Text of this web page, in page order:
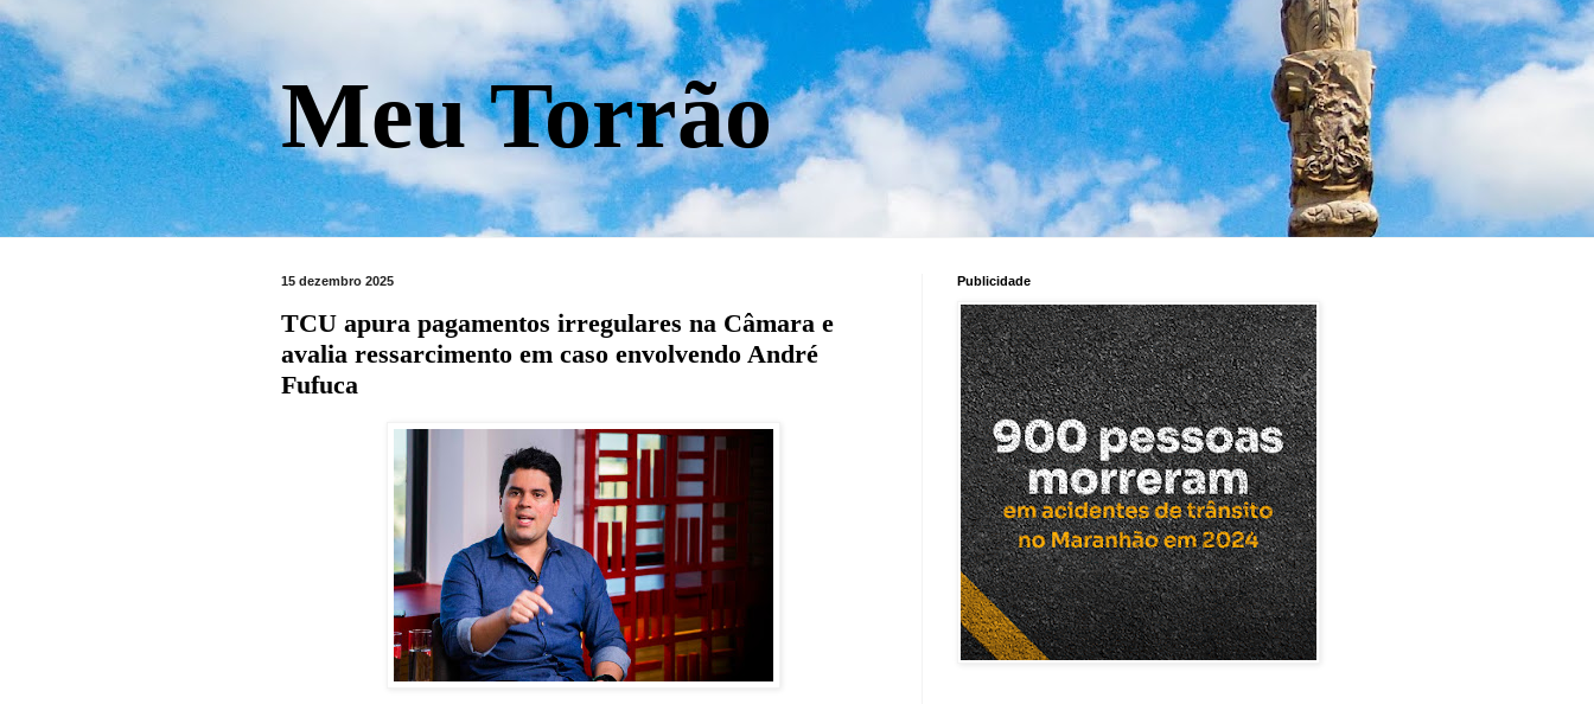
Meu Torrão
15 dezembro 2025
TCU apura pagamentos irregulares na Câmara e
avalia ressarcimento em caso envolvendo André
Fufuca
Publicidade